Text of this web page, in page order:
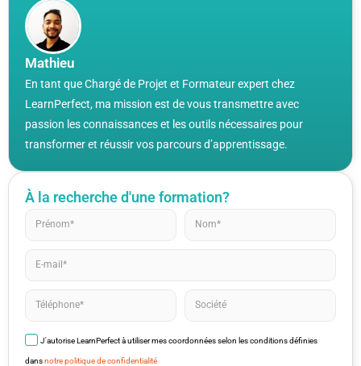
Mathieu
En tant que Chargé de Projet et Formateur expert chez
LearnPerfect, ma mission est de vous transmettre avec
passion les connaissances et les outils nécessaires pour
transformer et réussir vos parcours d’apprentissage.
À la recherche d'une formation?
J'autorise LearnPerfect à utiliser mes coordonnées selon les conditions définies
dansnotre politique de confidentialité